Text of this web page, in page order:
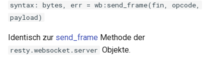
syntax: bytes, err = wb:send_frame(fin, opcode,
payload)
Identisch zur send_frame Methode der
resty.websocket.server Objekte.